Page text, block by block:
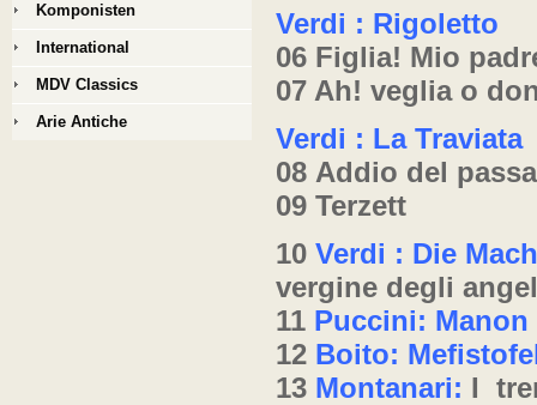
Verdi : Rigoletto
06 Figlia! Mio
07 Ah! veglia o
Verdi : La Traviata
08 Addio del
09 Terzett
10 Verdi : Die
vergine degli
11 Puccini: Manon
12 Boito:
13 Montanari: I
Komponisten
International
MDV Classics
Arie Antiche